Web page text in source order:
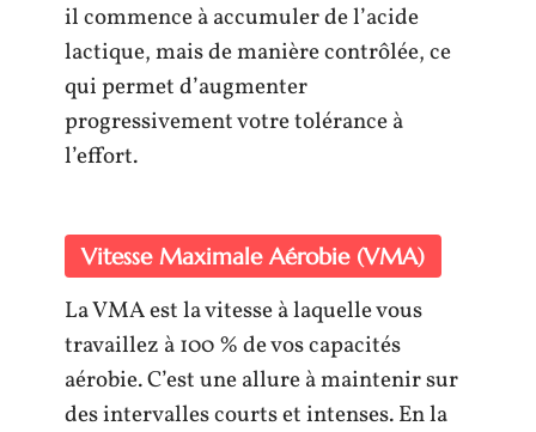
il commence à accumuler de l’acide
lactique, mais de manière contrôlée, ce
qui permet d’augmenter
progressivement votre tolérance à
l’effort.
Vitesse Maximale Aérobie (VMA)
La VMA est la vitesse à laquelle vous
travaillez à 100 % de vos capacités
aérobie. C’est une allure à maintenir sur
des intervalles courts et intenses. En la